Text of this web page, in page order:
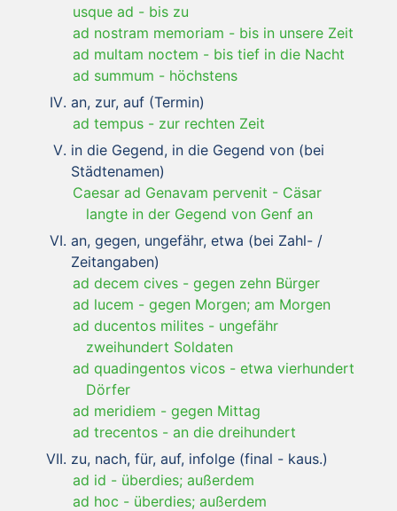
usque ad - bis zu
ad nostram memoriam - bis in unsere Zeit
ad multam noctem - bis tief in die Nacht
ad summum - höchstens
an, zur, auf (Termin)
ad tempus - zur rechten Zeit
in die Gegend, in die Gegend von (bei
Städtenamen)
Caesar ad Genavam pervenit - Cäsar
langte in der Gegend von Genf an
an, gegen, ungefähr, etwa (bei Zahl- /
Zeitangaben)
ad decem cives - gegen zehn Bürger
ad lucem - gegen Morgen; am Morgen
ad ducentos milites - ungefähr
zweihundert Soldaten
ad quadingentos vicos - etwa vierhundert
Dörfer
ad meridiem - gegen Mittag
ad trecentos - an die dreihundert
zu, nach, für, auf, infolge (final - kaus.)
ad id - überdies; außerdem
ad hoc - überdies; außerdem